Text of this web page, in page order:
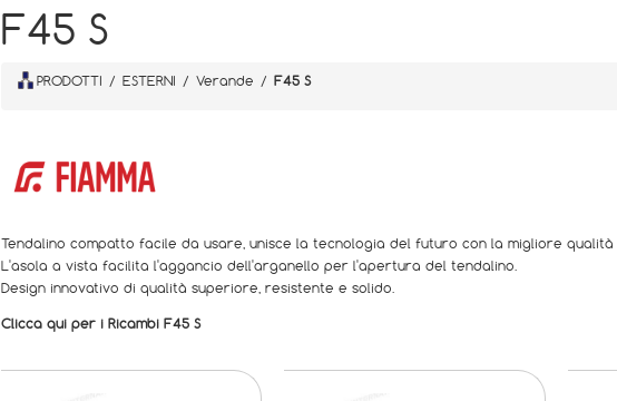
F45 S
PRODOTTI / ESTERNI / Verande / F45 S
Tendalino compatto facile da usare, unisce la tecnologia del futuro con la migliore qualità
L'asola a vista facilita l'aggancio dell'arganello per l'apertura del tendalino.
Design innovativo di qualità superiore, resistente e solido.
Clicca qui per i Ricambi F45 S